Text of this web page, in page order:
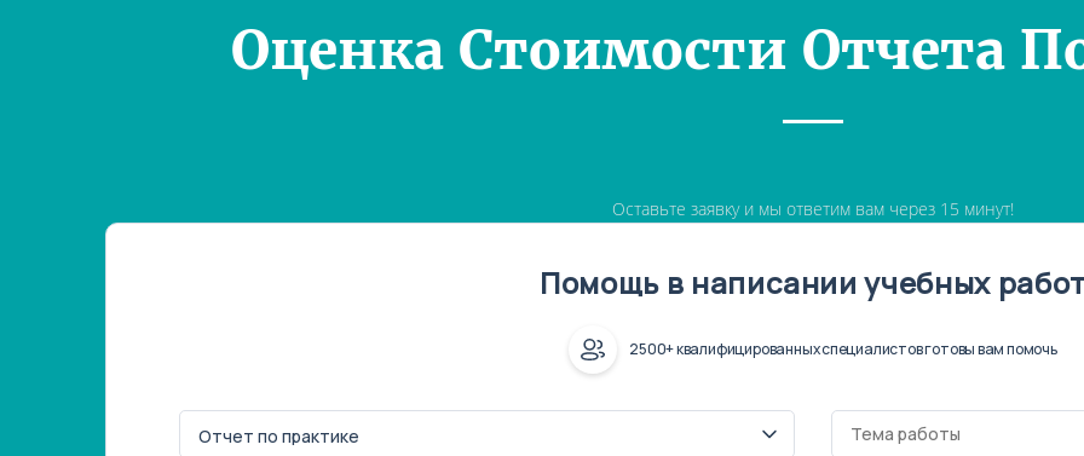
Оценка Стоимости Отчета
Оставьте заявку и мы ответим вам через 15 минут!
Помощь в написании учебных
2500+ квалифицированных специалистов готовы вам помочь